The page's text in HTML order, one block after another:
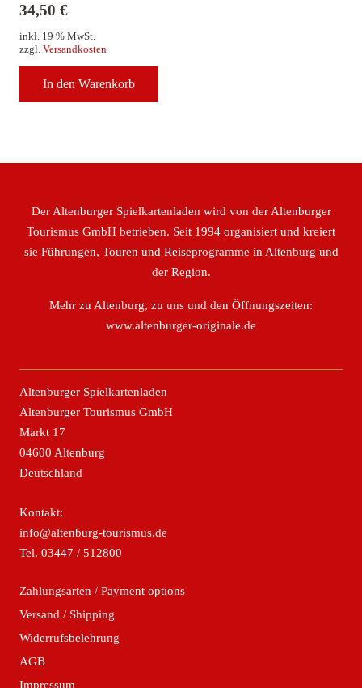
34,50 €
inkl. 19 % MwSt.
zzgl. Versandkosten
In den Warenkorb
Der Altenburger Spielkartenladen wird von der Altenburger
Tourismus GmbH betrieben. Seit 1994 organisiert und kreiert
sie Führungen, Touren und Reiseprogramme in Altenburg und
der Region.
Mehr zu Altenburg, zu uns und den Öffnungszeiten:
www.altenburger-originale.de
Altenburger Spielkartenladen
Altenburger Tourismus GmbH
Markt 17
04600 Altenburg
Deutschland
Kontakt:
info@altenburg-tourismus.de
Tel. 03447 / 512800
Zahlungsarten / Payment options
Versand / Shipping
Widerrufsbelehrung
AGB
Impressum